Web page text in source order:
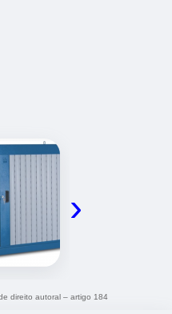
›
direito autoral – artigo 184